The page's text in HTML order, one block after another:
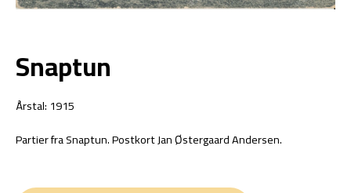
Snaptun
Årstal: 1915
Partier fra Snaptun. Postkort Jan Østergaard Andersen.